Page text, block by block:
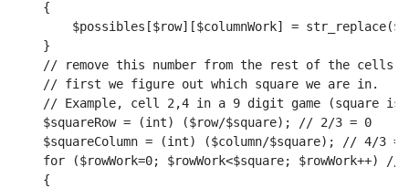
{
$possibles[$row][$columnWork] =
}
// remove this number from the rest of the cells in
// first we figure out which square we are in.
// Example, cell 2,4 in a 9 digit game (square is
$squareRow = (int) ($row/$square); // 2/3 = 0
$squareColumn = (int) ($column/$square); // 4/3 =
for ($rowWork=0; $rowWork<$square; $rowWork++)
{